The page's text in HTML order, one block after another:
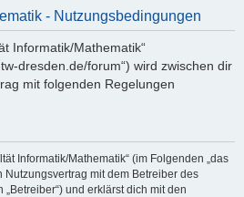
- Nutzungsbedingungen
Informatik/Mathematik“
dresden.de/forum“) wird zwischen dir
mit folgenden Regelungen
Informatik/Mathematik“ (im Folgenden „das
Nutzungsvertrag mit dem Betreiber des
und erklärst dich mit den